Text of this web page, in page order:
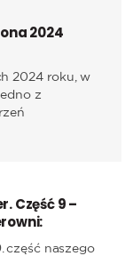
2024
2024 roku, w
z
Packard
(AI)
Część 9 –
część naszego